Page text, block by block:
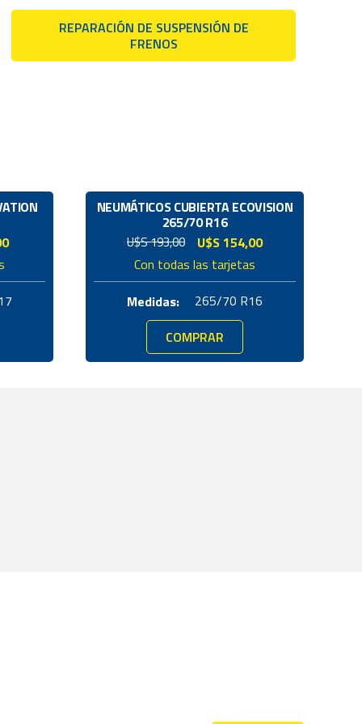
REPARACIÓN DE SUSPENSIÓN DE
FRENOS
NEUMÁTICOS CUBIERTA ECOVISION
265/70 R16
U$S193,00
El
precio
original
era:
193,00.
U$S154,00
El
precio
actual
es:
154,00.
Con todas las tarjetas
Medidas:
265/70 R16
COMPRAR